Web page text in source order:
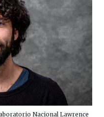
Nacional Lawrence